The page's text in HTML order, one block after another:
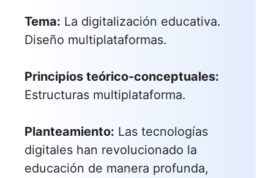
Tema: La digitalización educativa.
Diseño multiplataformas.
Principios teórico-conceptuales:
Estructuras multiplataforma.
Planteamiento: Las tecnologías
digitales han revolucionado la
educación de manera profunda,